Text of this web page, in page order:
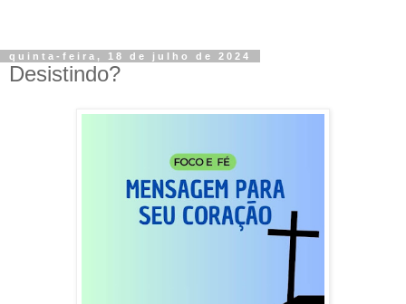
quinta-feira, 18 de julho de 2024
Desistindo?